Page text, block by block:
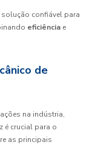
confiável para
eficiência e
de
na indústria,
é crucial para o
as principais